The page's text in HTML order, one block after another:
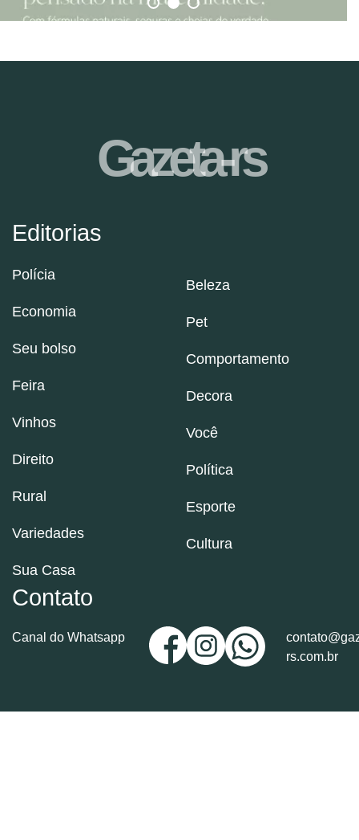
Editorias
Polícia
Economia
Seu bolso
Feira
Vinhos
Direito
Rural
Variedades
Sua Casa
Beleza
Pet
Comportamento
Decora
Você
Política
Esporte
Cultura
Contato
Canal do Whatsapp
rs.com.br
Gazeta-rs